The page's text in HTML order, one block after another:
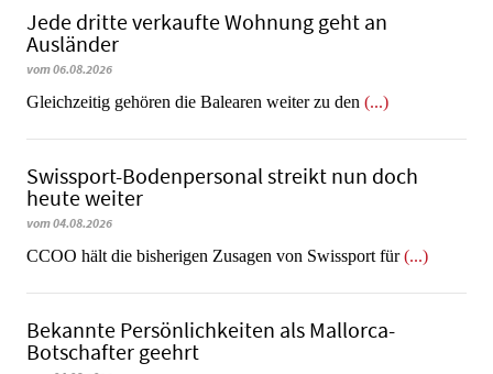
Jede dritte verkaufte Wohnung geht an
Ausländer
vom 06.08.2026
Gleichzeitig gehören die Balearen weiter zu den (...)
Swissport-Bodenpersonal streikt nun doch
heute weiter
vom 04.08.2026
CCOO hält die bisherigen Zusagen von Swissport für(...)
Bekannte Persönlichkeiten als Mallorca-
Botschafter geehrt